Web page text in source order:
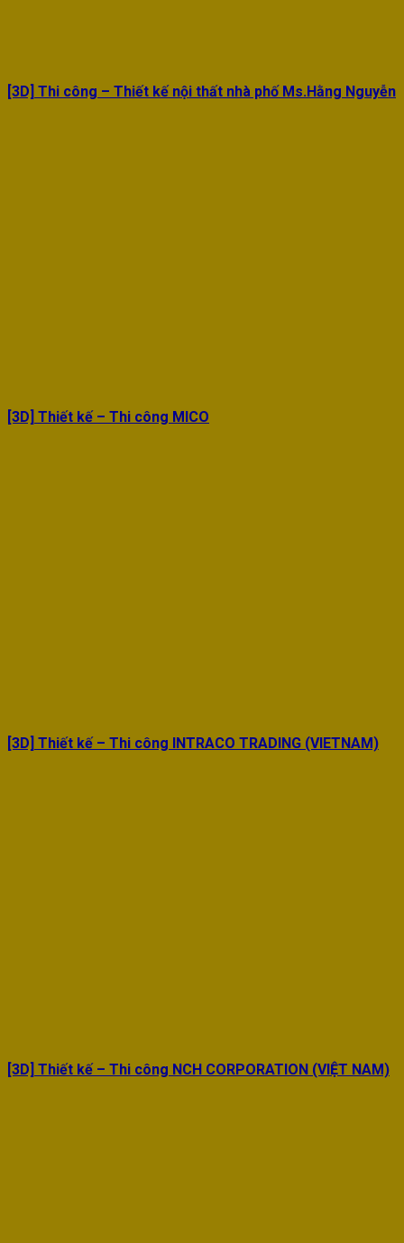
[3D] Thi công – Thiết kế nội thất nhà phố Ms.Hằng Nguyễn
[3D] Thiết kế – Thi công MICO
[3D] Thiết kế – Thi công INTRACO TRADING (VIETNAM)
[3D] Thiết kế – Thi công NCH CORPORATION (VIỆT NAM)